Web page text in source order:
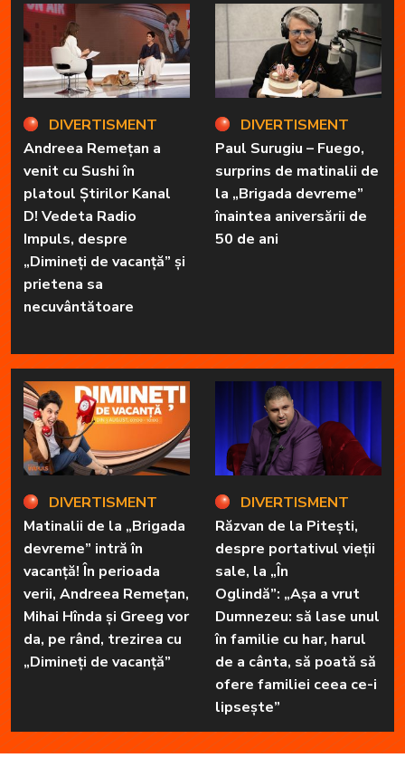
DIVERTISMENT
Andreea Remețan a
venit cu Sushi în
platoul Știrilor Kanal
D! Vedeta Radio
Impuls, despre
„Dimineți de vacanță” și
prietena sa
necuvântătoare
DIVERTISMENT
Matinalii de la „Brigada
devreme” intră în
vacanță! În perioada
verii, Andreea Remețan,
Mihai Hînda și Greeg vor
da, pe rând, trezirea cu
„Dimineți de vacanță”
DIVERTISMENT
Paul Surugiu – Fuego,
surprins de matinalii de
la „Brigada devreme”
înaintea aniversării de
50 de ani
DIVERTISMENT
Răzvan de la Pitești,
despre portativul vieții
sale, la „În
Oglindă”: „Așa a vrut
Dumnezeu: să lase unul
în familie cu har, harul
de a cânta, să poată să
ofere familiei ceea ce-i
lipsește”